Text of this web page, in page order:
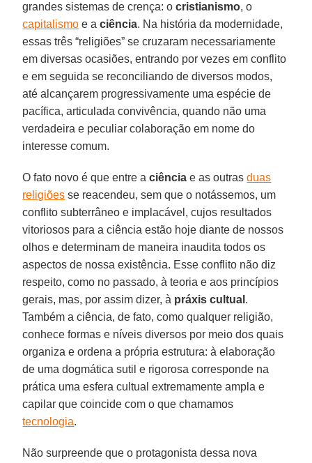
grandes sistemas de crença: ocristianismo, o
capitalismo e aciência. Na história da modernidade,
essas três “religiões” se cruzaram necessariamente
em diversas ocasiões, entrando por vezes em conflito
e em seguida se reconciliando de diversos modos,
até alcançarem progressivamente uma espécie de
pacífica, articulada convivência, quando não uma
verdadeira e peculiar colaboração em nome do
interesse comum.
O fato novo é que entre aciência e as outrasduas
religiões se reacendeu, sem que o notássemos, um
conflito subterrâneo e implacável, cujos resultados
vitoriosos para a ciência estão hoje diante de nossos
olhos e determinam de maneira inaudita todos os
aspectos de nossa existência. Esse conflito não diz
respeito, como no passado, à teoria e aos princípios
gerais, mas, por assim dizer, à práxis cultual .
Também a ciência, de fato, como qualquer religião,
conhece formas e níveis diversos por meio dos quais
organiza e ordena a própria estrutura: à elaboração
de uma dogmática sutil e rigorosa corresponde na
prática uma esfera cultual extremamente ampla e
capilar que coincide com o que chamamos
tecnologia.
Não surpreende que o protagonista dessa nova